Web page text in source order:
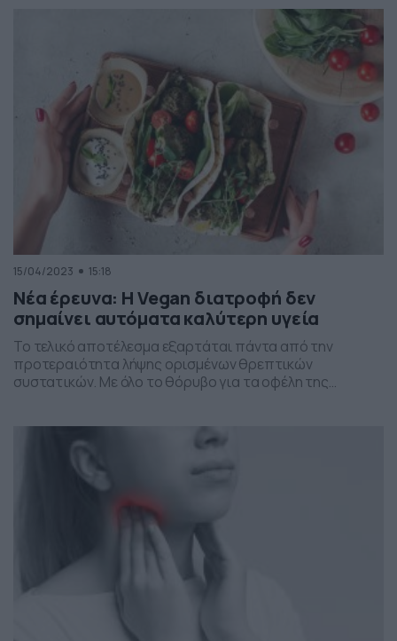
προκαλούν φαγούρα, να προκαλέσουν αίσθημα καύσου
ή τσιμπήματα. Μπορεί να εμφανίζονται σε όλο το σώμα,
15/04/2023 15:18
Νέα έρευνα: Η Vegan διατροφή δεν
σημαίνει αυτόματα καλύτερη υγεία
Το τελικό αποτέλεσμα εξαρτάται πάντα από την
προτεραιότητα λήψης ορισμένων θρεπτικών
συστατικών. Με όλο το θόρυβο για τα οφέλη της
ότι τρως καλά για την υγεία σου. Αλλά μια νέα μελέτη
αποκαλύπτει ότι αυτό δεν συμβαίνει πάντα. Σύμφωνα,
λοιπόν, με μια […]